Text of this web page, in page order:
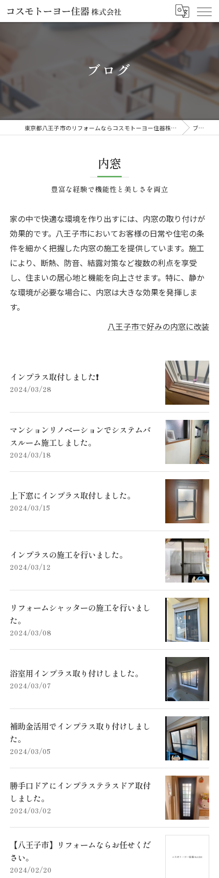
ブログ
東京都八王子市のリフォームならコスモトーヨー住器株式会社 ブログ
内窓
豊富な経験で機能性と美しさを両立
家の中で快適な環境を作り出すには、内窓の取り付けが
効果的です。八王子市においてお客様の日常や住宅の条
件を細かく把握した内窓の施工を提供しています。施工
により、断熱、防音、結露対策など複数の利点を享受
し、住まいの居心地と機能を向上させます。特に、静か
な環境が必要な場合に、内窓は大きな効果を発揮しま
す。
八王子市で好みの内窓に改装
インプラス取付しました❗️
2024/03/28
マンションリノベーションでシステムバ
スルーム施工しました。
2024/03/18
上下窓にインプラス取付しました。
2024/03/15
インプラスの施工を行いました。
2024/03/12
リフォームシャッターの施工を行いまし
た。
2024/03/08
浴室用インプラス取り付けしました。
2024/03/07
補助金活用でインプラス取り付けしまし
た。
2024/03/05
勝手口ドアにインプラステラスドア取付
しました。
2024/03/02
【八王子市】リフォームならお任せくだ
さい。
2024/02/20